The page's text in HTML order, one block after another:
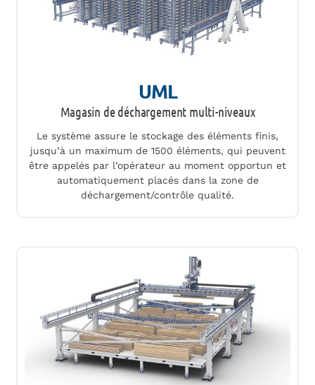
UML
Magasin de déchargement multi-niveaux
Le système assure le stockage des éléments finis,
jusqu’à un maximum de 1500 éléments, qui peuvent
être appelés par l’opérateur au moment opportun et
automatiquement placés dans la zone de
déchargement/contrôle qualité.